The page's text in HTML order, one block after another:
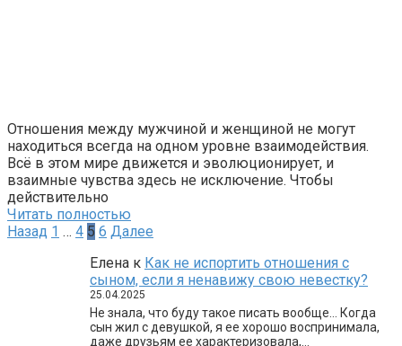
Отношения между мужчиной и женщиной не могут
находиться всегда на одном уровне взаимодействия.
Всё в этом мире движется и эволюционирует, и
взаимные чувства здесь не исключение. Чтобы
действительно
Читать полностью
Пагинация
Назад 1 … 4 5 6 Далее
Елена к Как не испортить отношения с
сыном, если я ненавижу свою невестку?
25.04.2025
Не знала, что буду такое писать вообще… Когда
сын жил с девушкой, я ее хорошо воспринимала,
даже друзьям ее характеризовала,…